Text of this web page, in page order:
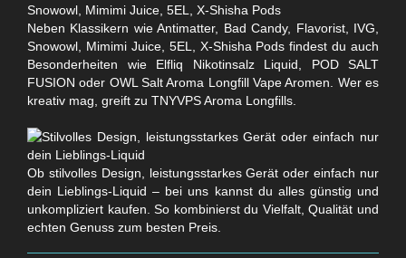
Neben Klassikern wie Antimatter, Bad Candy, Flavorist, IVG,
Snowowl, Mimimi Juice, 5EL, X-Shisha Pods findest du auch
Besonderheiten wie Elfliq Nikotinsalz Liquid, POD SALT
FUSION oder OWL Salt Aroma Longfill Vape Aromen. Wer es
kreativ mag, greift zu TNYVPS Aroma Longfills.
Ob stilvolles Design, leistungsstarkes Gerät oder einfach nur
dein Lieblings-Liquid – bei uns kannst du alles günstig und
unkompliziert kaufen. So kombinierst du Vielfalt, Qualität und
echten Genuss zum besten Preis.